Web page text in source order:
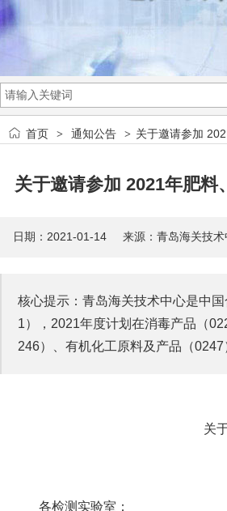
首页 > 通知公告 > 关于邀请参加
关于邀请参加 2021年肥
日期：2021-01-14 来源：青岛海关技
核心提示：青岛海关技术中心是中
1），2021年度计划在消毒产品（
246）、有机化工原料及产品（
关
各检测实验室：